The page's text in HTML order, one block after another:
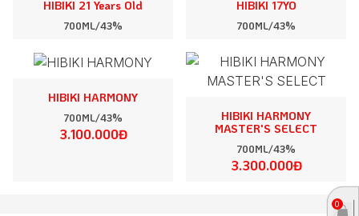
HIBIKI 21 Years Old
700ML/43%
HIBIKI 17YO
700ML/43%
HIBIKI HARMONY
700ML/43%
3.100.000Đ
HIBIKI HARMONY
MASTER'S SELECT
700ML/43%
3.300.000Đ
0